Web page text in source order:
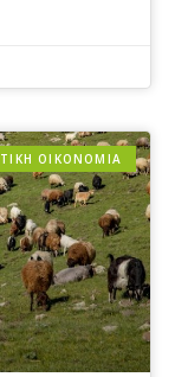
ΟΙΚΟΝΟΜΙΑ